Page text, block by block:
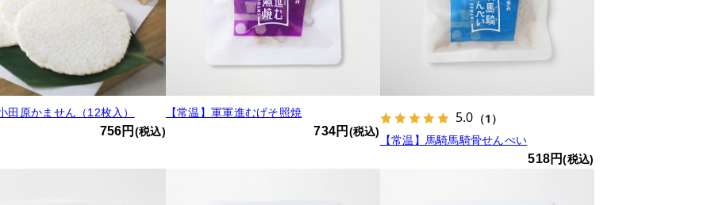
田原かません（12枚入）
756円 (税込)
【常温】軍軍進むげそ照焼
734円 (税込)
5.0 （1）
【常温】馬騎馬騎骨せんべい
518円(税込)